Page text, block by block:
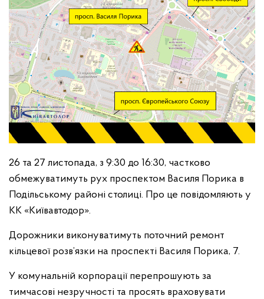
26 та 27 листопада, з 9:30 до 16:30, частково
обмежуватимуть рух проспектом Василя Порика в
Подільському районі столиці. Про це повідомляють у
КК «Київавтодор».
Дорожники виконуватимуть поточний ремонт
кільцевої розв’язки на проспекті Василя Порика, 7.
У комунальній корпорації перепрошують за
тимчасові незручності та просять враховувати